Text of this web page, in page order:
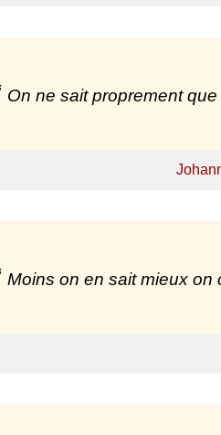
On ne sait proprement
Moins on en sait mieux on